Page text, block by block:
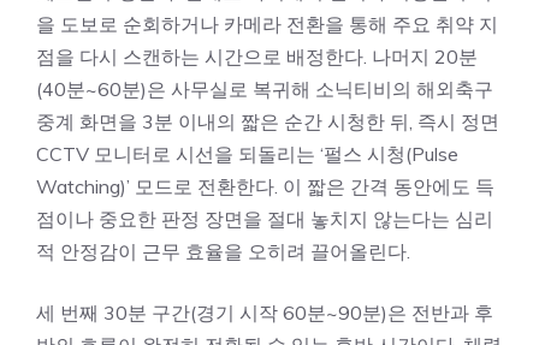
을 도보로 순회하거나 카메라 전환을 통해 주요 취약 지
점을 다시 스캔하는 시간으로 배정한다. 나머지 20분
(40분~60분)은 사무실로 복귀해 소닉티비의 해외축구
중계 화면을 3분 이내의 짧은 순간 시청한 뒤, 즉시 정면
CCTV 모니터로 시선을 되돌리는 ‘펄스 시청(Pulse
Watching)’ 모드로 전환한다. 이 짧은 간격 동안에도 득
점이나 중요한 판정 장면을 절대 놓치지 않는다는 심리
적 안정감이 근무 효율을 오히려 끌어올린다.
세 번째 30분 구간(경기 시작 60분~90분)은 전반과 후